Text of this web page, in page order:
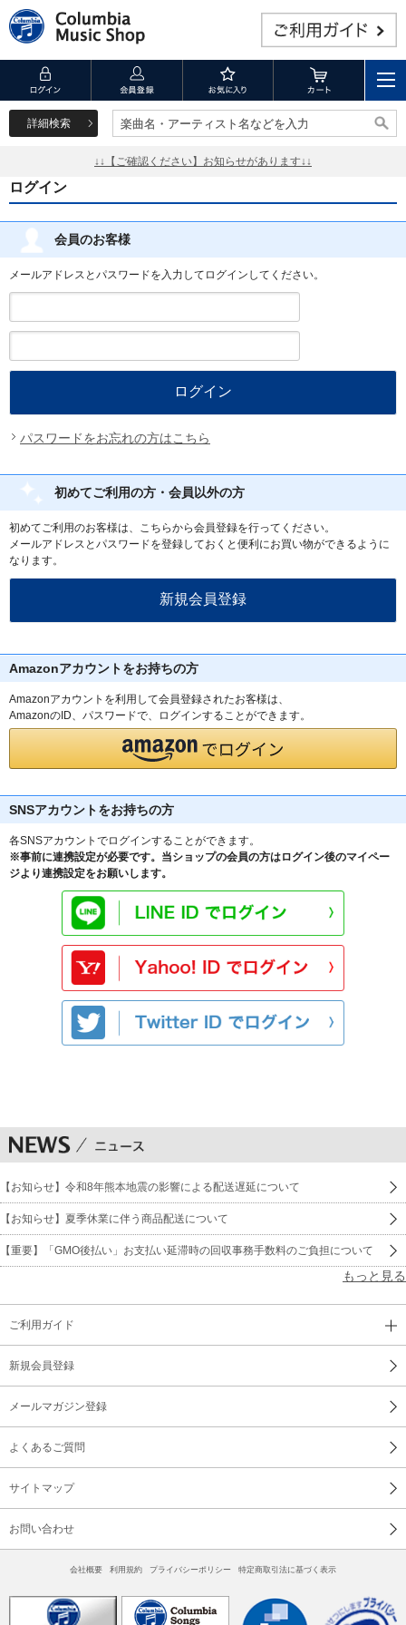
詳細検索 楽曲名・アーティスト名などを入力
楽曲名・アーティスト名などを入力
↓↓【ご確認ください】お知らせがあります↓↓
ログイン
会員のお客様
メールアドレスとパスワードを入力してログインしてください。
パスワードをお忘れの方はこちら
初めてご利用の方・会員以外の方
初めてご利用のお客様は、こちらから会員登録を行ってください。
メールアドレスとパスワードを登録しておくと便利にお買い物ができるように
なります。
Amazonアカウントをお持ちの方
Amazonアカウントを利用して会員登録されたお客様は、
AmazonのID、パスワードで、ログインすることができます。
SNSアカウントをお持ちの方
各SNSアカウントでログインすることができます。
※事前に連携設定が必要です。当ショップの会員の方はログイン後のマイペー
ジより連携設定をお願いします。
【お知らせ】令和8年熊本地震の影響による配送遅延について
【お知らせ】夏季休業に伴う商品配送について
【重要】「GMO後払い」お支払い延滞時の回収事務手数料のご負担について
もっと見る
ご利用ガイド
新規会員登録
メールマガジン登録
よくあるご質問
サイトマップ
お問い合わせ
会社概要 利用規約 プライバシーポリシー 特定商取引法に基づく表示